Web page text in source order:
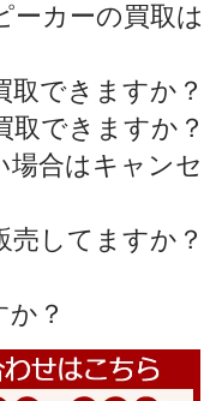
ーカーの買取は
取できますか？
取できますか？
場合はキャンセ
売してますか？
？